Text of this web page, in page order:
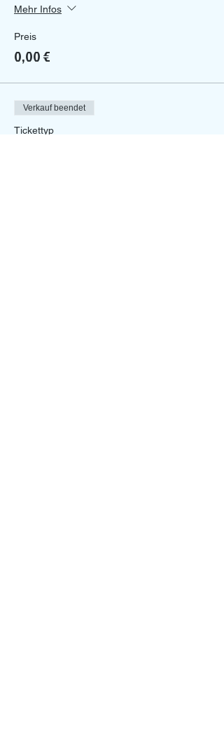
Mehr Infos
Preis
0,00 €
Verkauf beendet
Tickettyp